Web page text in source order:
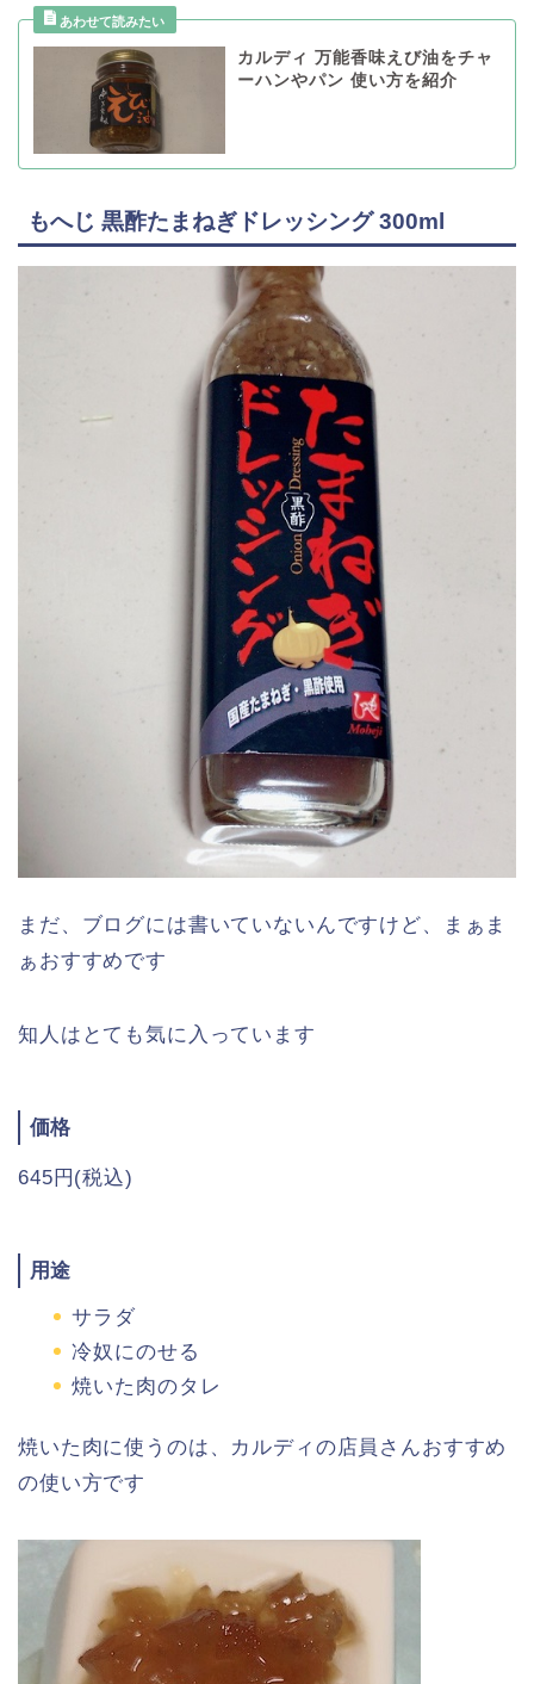
カルディ 万能香味えび油をチャ
ーハンやパン 使い方を紹介
もへじ 黒酢たまねぎドレッシング 300ml
まだ、ブログには書いていないんですけど、まぁま
ぁおすすめです
知人はとても気に入っています
価格
645円(税込)
用途
サラダ
冷奴にのせる
焼いた肉のタレ
焼いた肉に使うのは、カルディの店員さんおすすめ
の使い方です